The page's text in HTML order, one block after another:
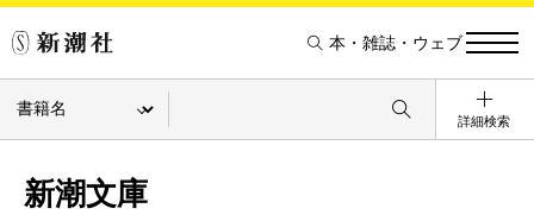
本・雑誌・ウェブ
詳細検索
新潮文庫